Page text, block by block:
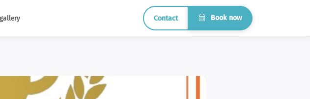
Contact Book now